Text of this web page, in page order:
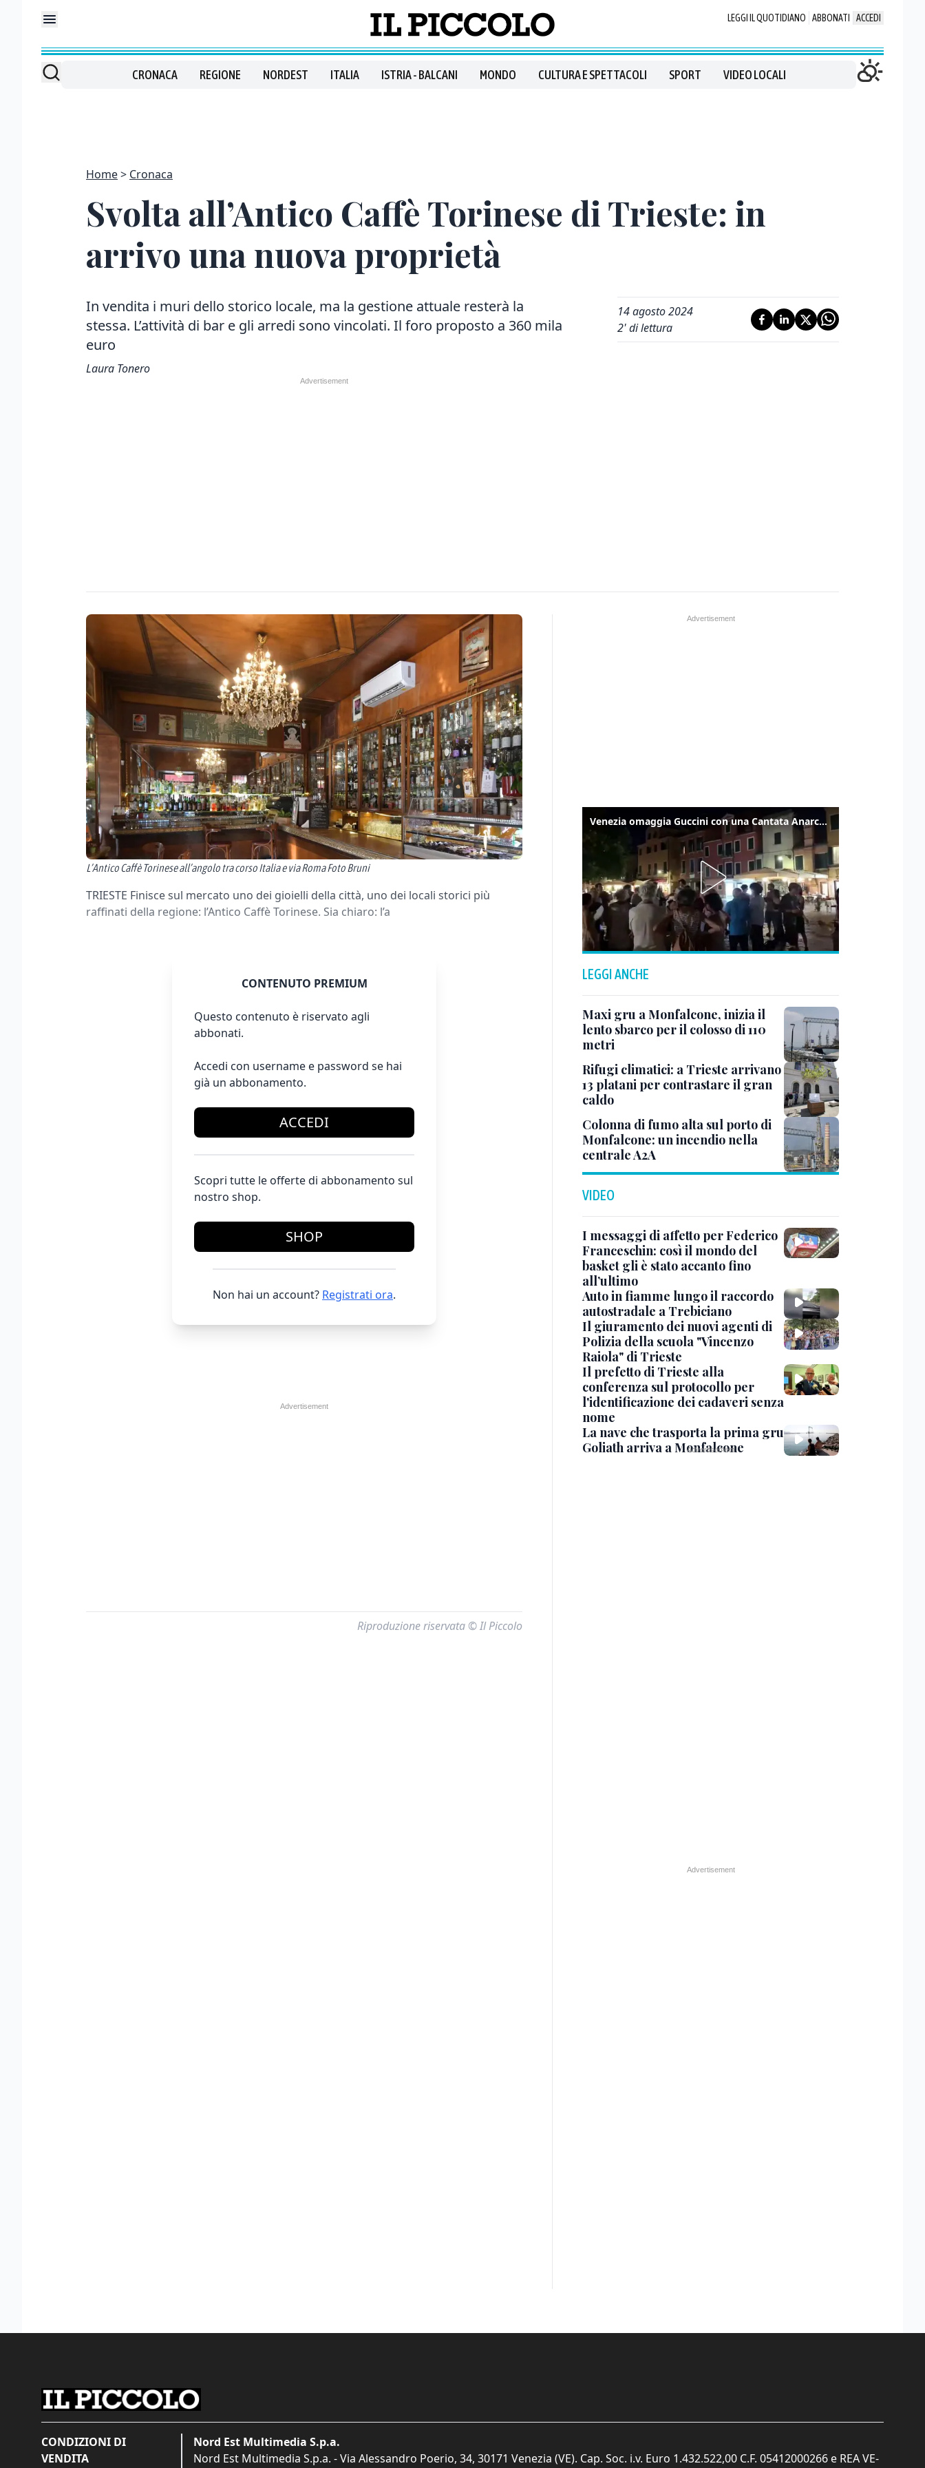
LEGGI IL QUOTIDIANO ABBONATI ACCEDI
CRONACA REGIONE NORDEST ITALIA ISTRIA - BALCANI MONDO CULTURA E SPETTACOLI SPORT VIDEO LOCALI
Home Cronaca
Svolta all’Antico Caffè Torinese di Trieste: in
arrivo una nuova proprietà
In vendita i muri dello storico locale, ma la gestione attuale resterà la
stessa. L’attività di bar e gli arredi sono vincolati. Il foro proposto a 360 mila
euro
Laura Tonero
14 agosto 2024
2' di lettura
L’Antico Caffè Torinese all’angolo tra corso Italia e via Roma Foto Bruni
TRIESTE Finisce sul mercato uno dei gioielli della città, uno dei locali storici più
raffinati della regione: l’Antico Caffè Torinese. Sia chiaro: l’a
CONTENUTO PREMIUM
Questo contenuto è riservato agli
abbonati.
Accedi con username e password se hai
già un abbonamento.
ACCEDI
Scopri tutte le offerte di abbonamento sul
nostro shop.
SHOP
Non hai un account? Registrati ora.
Riproduzione riservata © Il Piccolo
Venezia omaggia Guccini con una Cantata Anarchica in campo Santa Margherita
LEGGI ANCHE
Maxi gru a Monfalcone, inizia il
lento sbarco per il colosso di 110
metri
Rifugi climatici: a Trieste arrivano
13 platani per contrastare il gran
caldo
Colonna di fumo alta sul porto di
Monfalcone: un incendio nella
centrale A2A
VIDEO
I messaggi di affetto per Federico
Franceschin: così il mondo del
basket gli è stato accanto fino
all’ultimo
Auto in fiamme lungo il raccordo
autostradale a Trebiciano
Il giuramento dei nuovi agenti di
Polizia della scuola "Vincenzo
Raiola" di Trieste
Il prefetto di Trieste alla
conferenza sul protocollo per
l'identificazione dei cadaveri senza
nome
La nave che trasporta la prima gru
Goliath arriva a Monfalcone
CONDIZIONI DI
VENDITA
Nord Est Multimedia S.p.a.
Nord Est Multimedia S.p.a. - Via Alessandro Poerio, 34, 30171 Venezia (VE). Cap. Soc. i.v. Euro 1.432.522,00 C.F. 05412000266 e REA VE-